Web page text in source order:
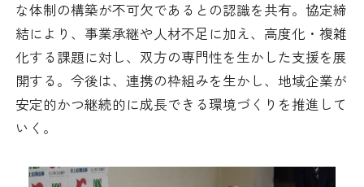
その他サービス
委員会・専門委員会
青年部・女性会
日商創立100周年宣言
な体制の構築が不可欠であるとの認識を共有。協定締
結により、事業承継や人材不足に加え、高度化・複雑
化する課題に対し、双方の専門性を生かした支援を展
開する。今後は、連携の枠組みを生かし、地域企業が
安定的かつ継続的に成長できる環境づくりを推進して
いく。